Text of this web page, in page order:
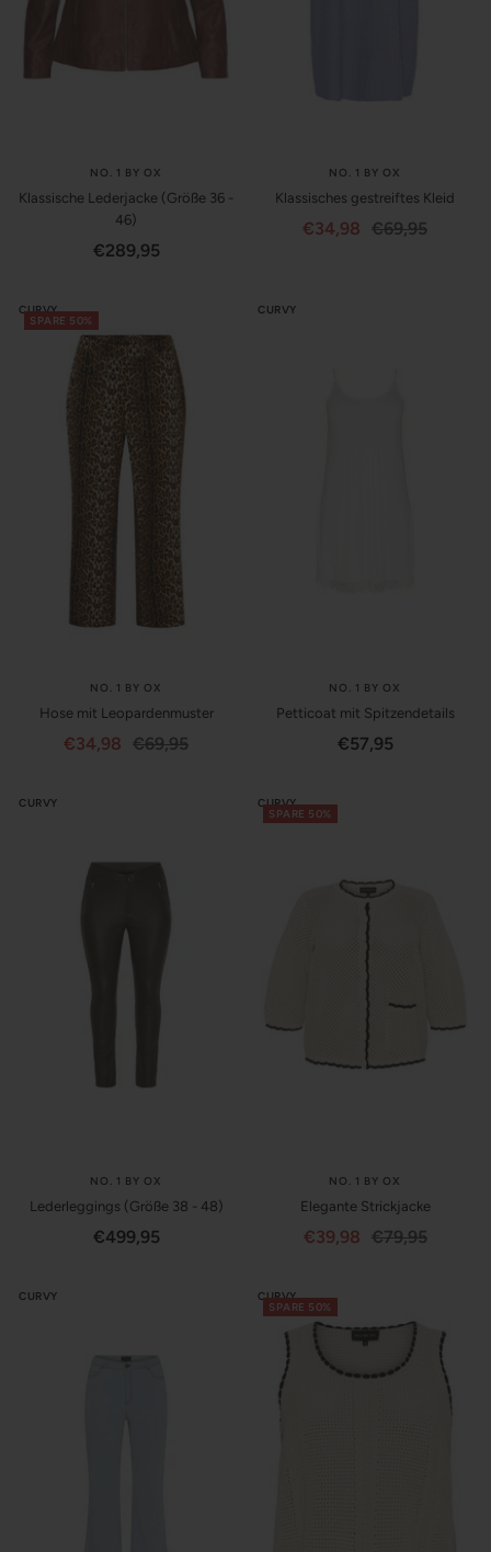
NO. 1 BY OX
Klassische Lederjacke (Größe 36 -
46)
Angebotspreis
€289,95
NO. 1 BY OX
Klassisches gestreiftes Kleid
Angebotspreis
€34,98 Regulärer
€69,95
SPARE 50%
CURVY
NO. 1 BY OX
Hose mit Leopardenmuster
Angebotspreis
€34,98 Regulärer
€69,95
CURVY
NO. 1 BY OX
Petticoat mit Spitzendetails
Angebotspreis
€57,95
CURVY
NO. 1 BY OX
Lederleggings (Größe 38 - 48)
Angebotspreis
€499,95
SPARE 50%
CURVY
NO. 1 BY OX
Elegante Strickjacke
Angebotspreis
€39,98 Regulärer
€79,95
CURVY
SPARE 50%
CURVY